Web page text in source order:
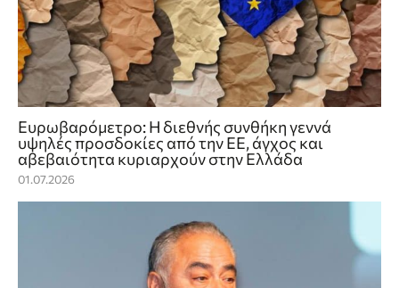
Ευρωβαρόμετρο: Η διεθνής συνθήκη γεννά
υψηλές προσδοκίες από την ΕΕ, άγχος και
αβεβαιότητα κυριαρχούν στην Ελλάδα
01.07.2026